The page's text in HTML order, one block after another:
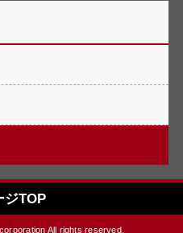
TOP
All rights reserved.